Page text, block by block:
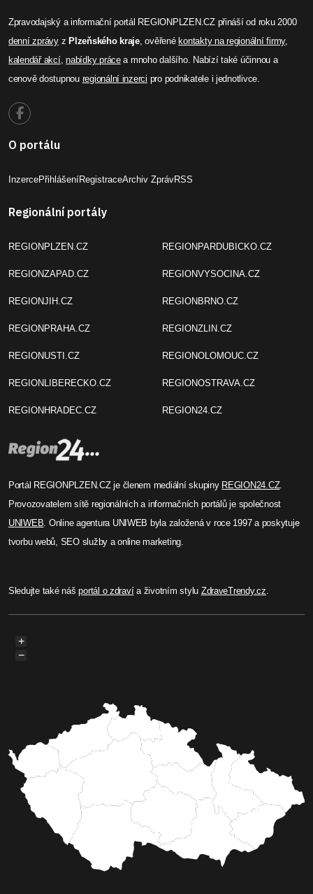
Zpravodajský a informační portál REGIONPLZEN.CZ přináší od roku 2000
denní zprávyzPlzeňského kraje, ověřenékontakty na regionální firmy,
kalendář akcí,nabídky prácea mnoho dalšího. Nabízí také účinnou a
cenově dostupnou regionální inzerci pro podnikatele i jednotlivce.
O portálu
InzercePřihlášeníRegistraceArchiv ZprávRSS
Regionální portály
REGIONPLZEN.CZ
REGIONZAPAD.CZ
REGIONJIH.CZ
REGIONPRAHA.CZ
REGIONUSTI.CZ
REGIONLIBERECKO.CZ
REGIONHRADEC.CZ
REGIONPARDUBICKO.CZ
REGIONVYSOCINA.CZ
REGIONBRNO.CZ
REGIONZLIN.CZ
REGIONOLOMOUC.CZ
REGIONOSTRAVA.CZ
REGION24.CZ
Portál REGIONPLZEN.CZ je členem mediální skupiny REGION24.CZ.
Provozovatelem sítě regionálních a informačních portálů je společnost
UNIWEB . Online agentura UNIWEB byla založená v roce 1997 a poskytuje
tvorbu webů, SEO služby a online marketing.
Sledujte také nášportál o zdravía životním stylu ZdraveTrendy.cz
+
−